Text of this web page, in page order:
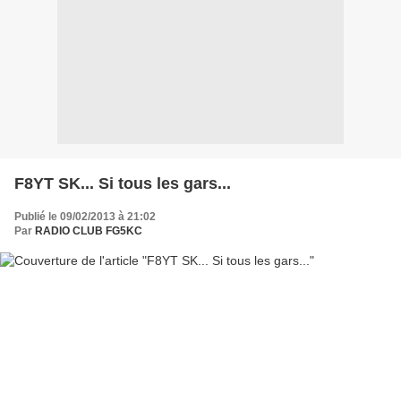
F8YT SK... Si tous les gars...
Publié le 09/02/2013 à 21:02
Par RADIO CLUB FG5KC